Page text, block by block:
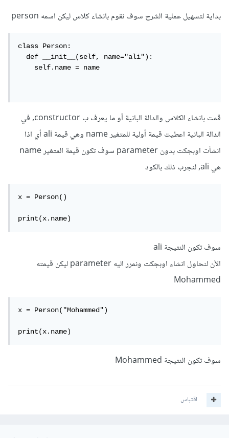
بداية لتسهيل عملية الشرح سوف نقوم بانشاء كلاس ليكن اسمه person
class Person:
  def __init__(self, name="ali"):
    self.name = name
قمت بانشاء الكلاس والدالة البانية أو ما يعرف ب constructor, في
الدالة البانية اعطيت قيمة أولية للمتغير name وهي قيمة ali أي اذا
انشأت اوبجكت بدون parameter سوف تكون قيمة المتغير name
هي ali, لنجرب ذلك بالكود
x = Person()
print(x.name)
سوف تكون النتيجة ali
الآن لنحاول انشاء اوبجكت ونمرر اليه parameter ليكن قيمته
Mohammed
x = Person("Mohammed")
print(x.name)
سوف تكون النتيجة Mohammed
اقتباس